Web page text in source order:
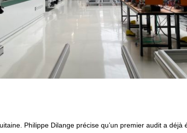
Philippe Dilange précise qu’un premier audit a déjà